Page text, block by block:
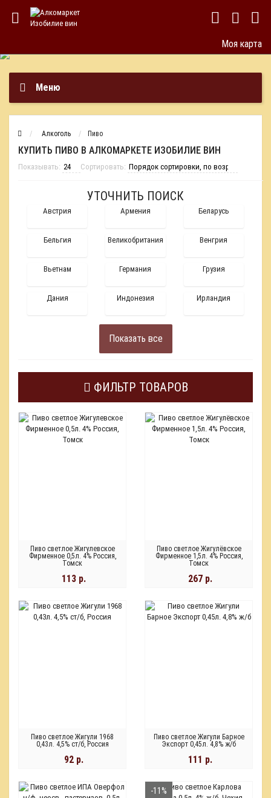
Моя карта
Меню
Алкоголь Пиво
КУПИТЬ ПИВО В АЛКОМАРКЕТЕ ИЗОБИЛИЕ ВИН
Показывать: Сортировать:
УТОЧНИТЬ ПОИСК
Австрия Армения Беларусь
Бельгия Великобритания Венгрия
Вьетнам Германия Грузия
Дания Индонезия Ирландия
Показать все
ФИЛЬТР ТОВАРОВ
Пиво светлое Жигулевское
Фирменное 0,5л. 4% Россия,
Томск
113 р.
Пиво светлое Жигулёвское
Фирменное 1,5л. 4% Россия,
Томск
267 р.
Пиво светлое Жигули 1968
0,43л. 4,5% ст/б, Россия
92 р.
Пиво светлое Жигули Барное
Экспорт 0,45л. 4,8% ж/б
111 р.
-11%